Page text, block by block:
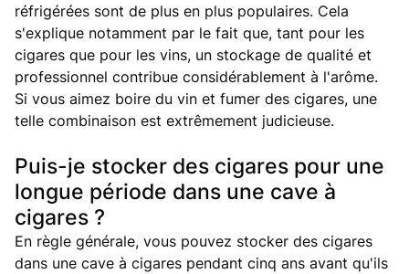
réfrigérées sont de plus en plus populaires. Cela
s'explique notamment par le fait que, tant pour les
cigares que pour les vins, un stockage de qualité et
professionnel contribue considérablement à l'arôme.
Si vous aimez boire du vin et fumer des cigares, une
telle combinaison est extrêmement judicieuse.
Puis-je stocker des cigares pour une
longue période dans une cave à
cigares ?
En règle générale, vous pouvez stocker des cigares
dans une cave à cigares pendant cinq ans avant qu'ils